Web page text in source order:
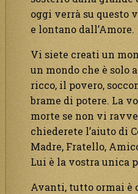
oggi verrà su questo
e lontano dall’Amore.
Vi siete creati un
un mondo che è solo
ricco, il povero,
brame di potere. La
morte se non vi
chiederete l’aiuto di
Madre, Fratello,
Lui è la vostra unica
Avanti, tutto ormai è